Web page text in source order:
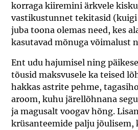
korraga kiiremini ärkvele
vastikustunnet tekitasid
juba toona olemas need, kes
kasutavad mõnuga võimalust
Ent udu hajumisel ning
tõusid maksvusele ka teised
hakkas astrite pehme,
aroom, kuhu järellõhnana
ja magusalt voogav hõng.
krüsanteemide palju jõulisem,